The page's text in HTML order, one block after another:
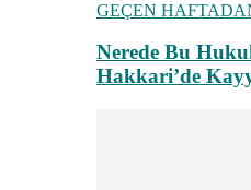
GEÇEN
Nerede Bu
Hakkari’de